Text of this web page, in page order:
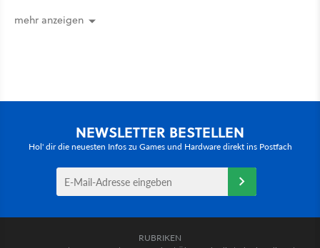
mehr anzeigen
NEWSLETTER BESTELLEN
Hol' dir die neuesten Infos zu Games und Hardware direkt ins Postfach
RUBRIKEN